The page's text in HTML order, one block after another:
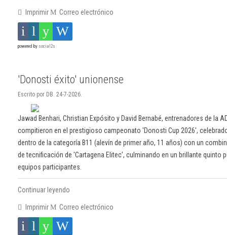
Imprimir Correo electrónico
powered by social2s
'Donosti éxito' unionense
Escrito por DB. 24-7-2026.
Jawad Benhari, Christian Expósito y David Bernabé, entrenadores de la
compitieron en el prestigioso campeonato 'Donosti Cup 2026',
dentro de la categoría B11 (alevín de primer año, 11 años) con un
de tecnificación de 'Cartagena Elitec', culminando en un brillante quinto
equipos participantes.
Continuar leyendo
Imprimir Correo electrónico